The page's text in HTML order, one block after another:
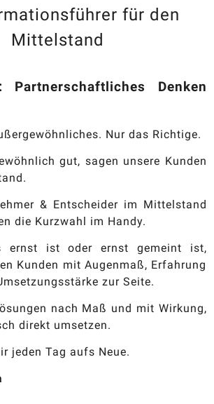
für den
Mittelstand
Partnerschaftliches Denken
Nur das Richtige.
gut, sagen unsere Kunden
& Entscheider im Mittelstand
die Kurzwahl im Handy.
ernst ist oder ernst gemeint ist,
Kunden mit Augenmaß, Erfahrung
zur Seite.
nach Maß und mit Wirkung,
direkt umsetzen.
jeden Tag aufs Neue.